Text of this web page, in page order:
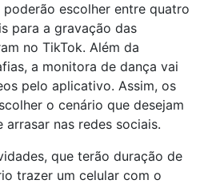
escolher entre quatro
para a gravação das
no TikTok. Além da
a monitora de dança vai
pelo aplicativo. Assim, os
o cenário que desejam
nas redes sociais.
que terão duração de
trazer um celular com o